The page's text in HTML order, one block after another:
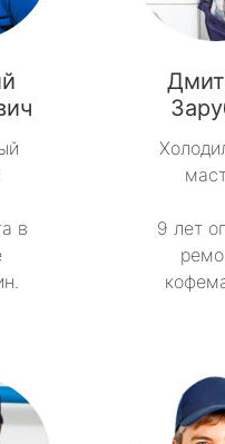
в
9 лет